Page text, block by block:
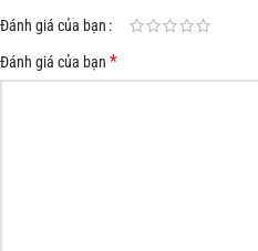
Đánh giá của bạn
Đánh giá của bạn *